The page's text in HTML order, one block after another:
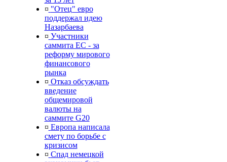
¤ "Отец" евро
поддержал идею
Назарбаева
¤ Участники
саммита ЕС - за
реформу мирового
финансового
рынка
¤ Отказ обсуждать
введение
общемировой
валюты на
саммите G20
¤ Европа написала
смету по борьбе с
кризисом
¤ Спад немецкой